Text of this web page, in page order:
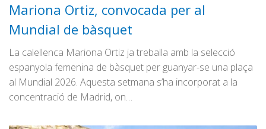
Graella
Publicitat
Contacte
Mariona Ortiz, convocada per al
Mundial de bàsquet
La calellenca Mariona Ortiz ja treballa amb la selecció
espanyola femenina de bàsquet per guanyar-se una plaça
al Mundial 2026. Aquesta setmana s’ha incorporat a la
concentració de Madrid, on…